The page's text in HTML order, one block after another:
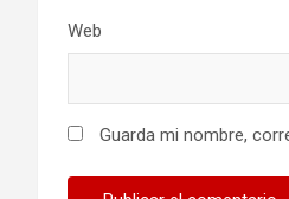
Web
Guarda mi nombre,